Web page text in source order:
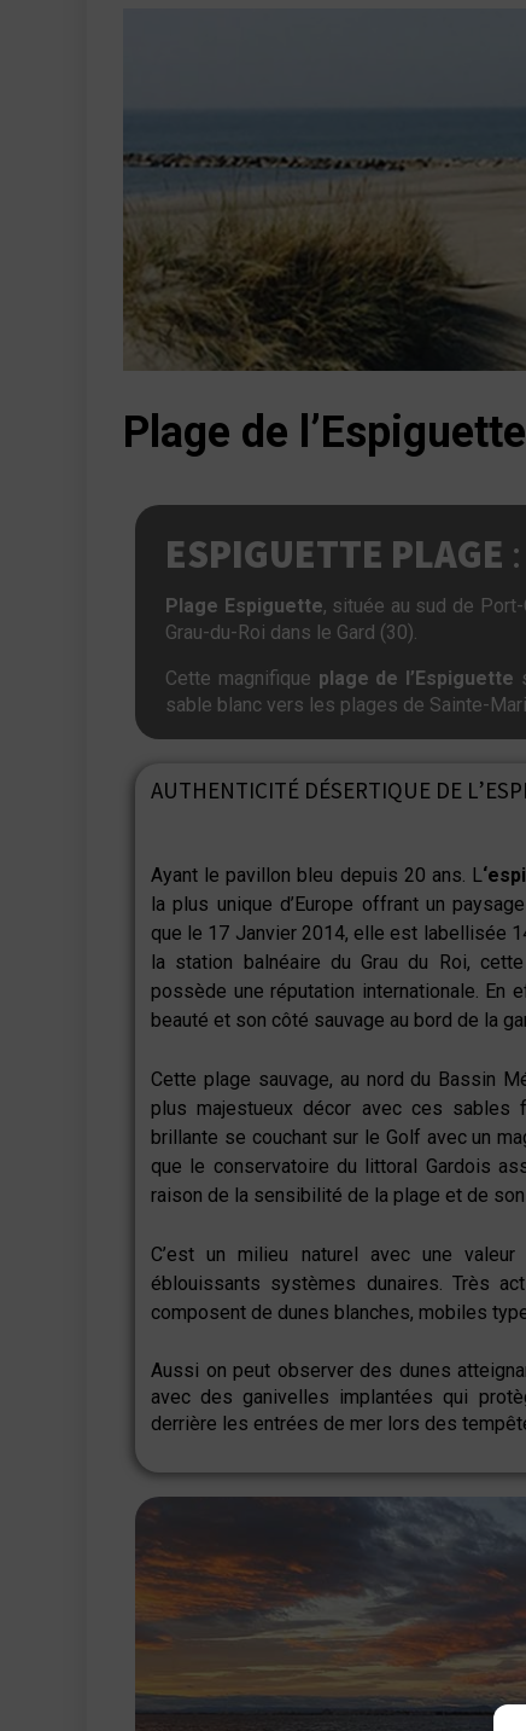
Plage de
ESPIGUETTE PLAGE
Plage Espiguette, située au sud de
Grau-du-Roi dans le Gard (30).
Cette magnifique plage de l’Espiguette
sable blanc vers les plages de Sainte-
AUTHENTICITÉ DÉSERTIQUE DE
Ayant le pavillon bleu depuis 20 ans. L
la plus unique d’Europe offrant un
que le 17 Janvier 2014, elle est labellisée
la station balnéaire du Grau du Roi,
possède une réputation internationale. En
beauté et son côté sauvage au bord de la
Cette plage sauvage, au nord du Bassin
plus majestueux décor avec ces sables
brillante se couchant sur le Golf avec un
que le conservatoire du littoral Gardois
raison de la sensibilité de la plage et de
C’est un milieu naturel avec une
éblouissants systèmes dunaires. Très
composent de dunes blanches, mobiles
Aussi on peut observer des dunes
avec des ganivelles implantées qui
derrière les entrées de mer lors des